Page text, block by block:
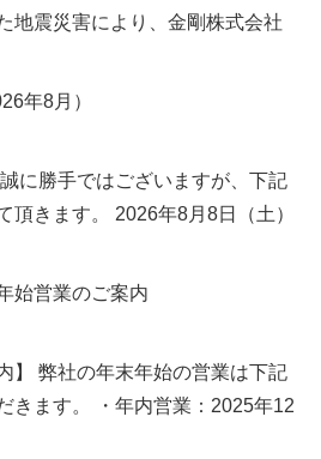
地震災害により、金剛株式会社
年8月）
に勝手ではございますが、下記
頂きます。 2026年8月8日（土）
始営業のご案内
】 弊社の年末年始の営業は下記
きます。 ・年内営業：2025年12